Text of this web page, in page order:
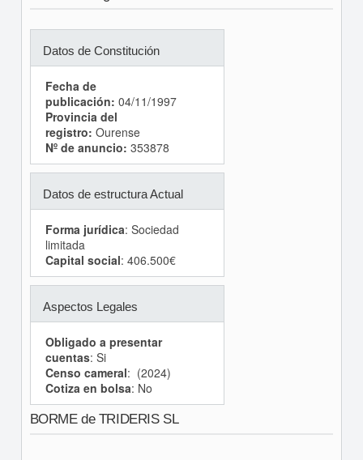
Datos de Constitución
Fecha de
publicación: 04/11/1997
Provincia del
registro: Ourense
Nº de anuncio: 353878
Datos de estructura Actual
Forma jurídica: Sociedad
limitada
Capital social: 406.500€
Aspectos Legales
Obligado a presentar
cuentas: Si
Censo cameral: (2024)
Cotiza en bolsa: No
BORME de TRIDERIS SL